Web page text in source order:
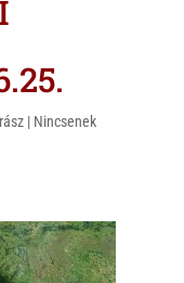
| Nincsenek